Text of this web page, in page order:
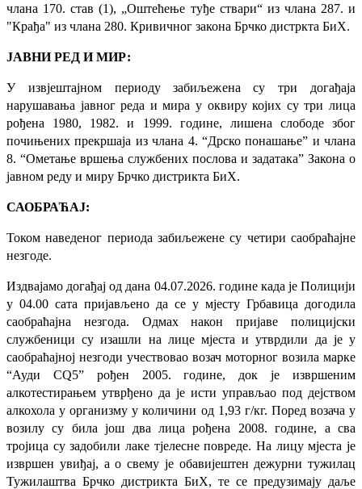
члана 170. став (1), „Оштећење туђе ствари“ из члана 287. и
"Крађа" из члана 280. Кривичног закона Брчко дистркта БиХ.
ЈАВНИ РЕД И МИР:
У извјештајном периоду забиљежена су три догађаја
нарушавања јавног реда и мира у оквиру којих су три лица
рођена 1980, 1982. и 1999. године, лишена слободе због
почињених прекршаја из члана 4. “Дрско понашање” и члана
8. “Ометање вршења службених послова и задатака” Закона о
јавном реду и миру Брчко дистрикта БиХ.
САОБРАЋАЈ:
Током наведеног периода забиљежене су четири саобраћајне
незгоде.
Издвајамо догађај од дана 04.07.2026. године када је Полицији
у 04.00 сата пријављено да се у мјесту Грбавица догодила
саобраћајна незгода. Одмах након пријаве полицијски
службеници су изашли на лице мјеста и утврдили да је у
саобраћајној незгоди учествовао возач моторног возила марке
“Ауди СQ5” рођен 2005. године, док је извршеним
алкотестирањем утврђено да је исти управљао под дејством
алкохола у организму у количини од 1,93 г/кг. Поред возача у
возилу су била још два лица рођена 2008. године, а сва
тројица су задобили лаке тјелесне повреде. На лицу мјеста је
извршен увиђај, а о свему је обавијештен дежурни тужилац
Тужилаштва Брчко дистрикта БиХ, те се предузимају даље